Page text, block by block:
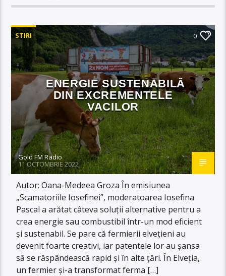
STIRI 0
ENERGIE SUSTENABILĂ
DIN EXCREMENTELE
VACILOR
Gold FM Radio
11 OCTOMBRIE 2022
Autor: Oana-Medeea Groza În emisiunea
„Scamatoriile Iosefinei”, moderatoarea Iosefina
Pascal a arătat câteva soluții alternative pentru a
crea energie sau combustibil într-un mod eficient
și sustenabil. Se pare că fermierii elvețieni au
devenit foarte creativi, iar patentele lor au șansa
să se răspândească rapid și în alte țări. În Elveția,
un fermier și-a transformat ferma […]